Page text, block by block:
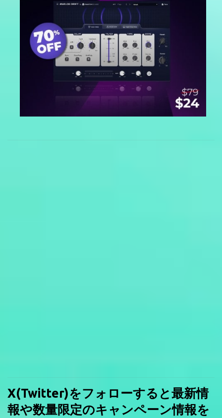
X(Twitter)をフォローすると最新情
報や数量限定のキャンペーン情報を